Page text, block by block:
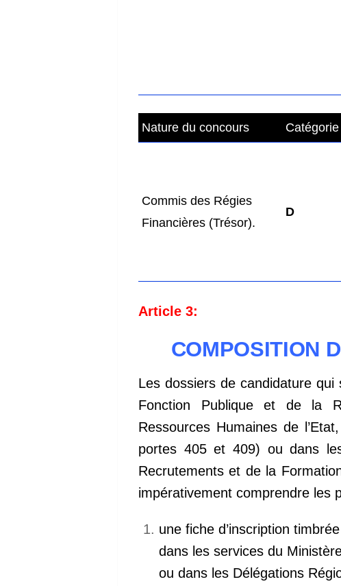
Nature du concours Catégorie
Commis des Régies
Financières (Trésor).
D
Article 3:
COMPOSITION
Les dossiers de candidature
Fonction Publique et de la
Ressources Humaines de
portes 405 et 409) ou dans
Recrutements et de la
impérativement comprendre les
une fiche d’inscription
dans les services du
ou dans les Délégations